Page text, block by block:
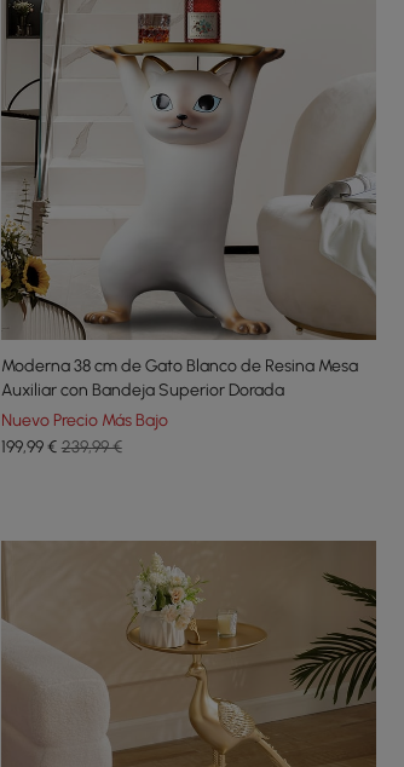
Moderna 38 cm de Gato Blanco de Resina Mesa
Auxiliar con Bandeja Superior Dorada
Nuevo Precio Más Bajo
199,99€ 239,99 €